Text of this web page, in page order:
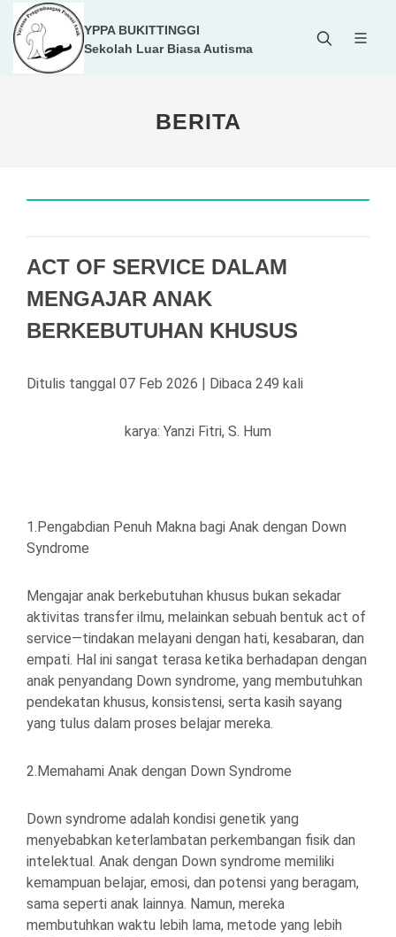
YPPA BUKITTINGGI
Sekolah Luar Biasa Autisma
BERITA
ACT OF SERVICE DALAM
MENGAJAR ANAK
BERKEBUTUHAN KHUSUS
Ditulis tanggal 07 Feb 2026 | Dibaca 249 kali
karya: Yanzi Fitri, S. Hum
1.Pengabdian Penuh Makna bagi Anak dengan Down
Syndrome
Mengajar anak berkebutuhan khusus bukan sekadar
aktivitas transfer ilmu, melainkan sebuah bentuk act of
service—tindakan melayani dengan hati, kesabaran, dan
empati. Hal ini sangat terasa ketika berhadapan dengan
anak penyandang Down syndrome, yang membutuhkan
pendekatan khusus, konsistensi, serta kasih sayang
yang tulus dalam proses belajar mereka.
2.Memahami Anak dengan Down Syndrome
Down syndrome adalah kondisi genetik yang
menyebabkan keterlambatan perkembangan fisik dan
intelektual. Anak dengan Down syndrome memiliki
kemampuan belajar, emosi, dan potensi yang beragam,
sama seperti anak lainnya. Namun, mereka
membutuhkan waktu lebih lama, metode yang lebih